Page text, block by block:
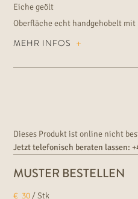
Eiche geölt
Oberfläche echt handgehobelt mit
Holzsortierung lebendig astig mit
Verklebung auf Fußbodenheizung
MEHR INFOS
Dieses Produkt ist online nicht
Jetzt telefonisch beraten lassen:
MUSTER BESTELLEN
€ 30/ Stk